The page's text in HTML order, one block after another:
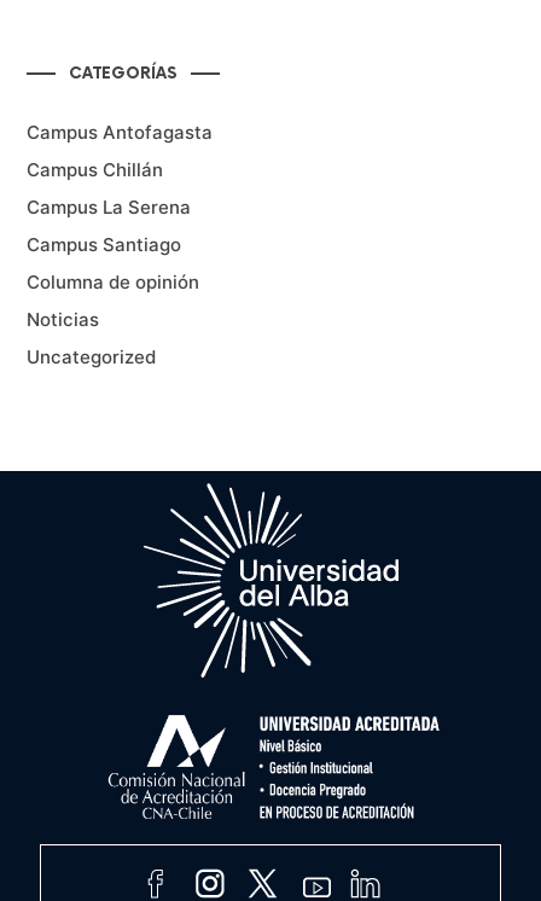
CATEGORÍAS
Campus Antofagasta
Campus Chillán
Campus La Serena
Campus Santiago
Columna de opinión
Noticias
Uncategorized